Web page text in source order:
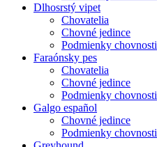
Dlhosrstý vipet
Chovatelia
Chovné jedince
Podmienky chovnosti
Faraónsky pes
Chovatelia
Chovné jedince
Podmienky chovnosti
Galgo español
Chovné jedince
Podmienky chovnosti